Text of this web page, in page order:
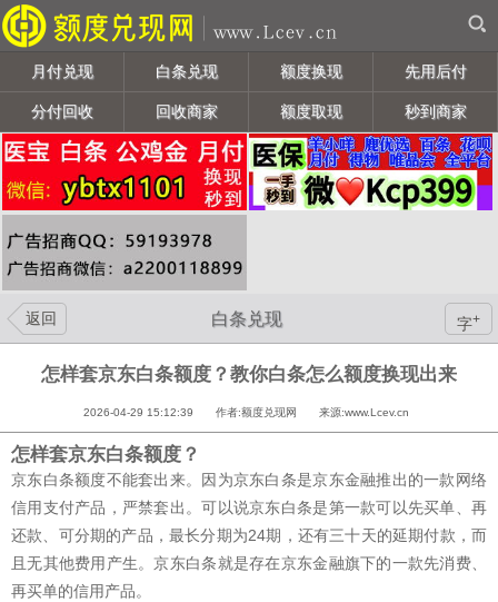
月付兑现 白条兑现 额度换现 先用后付
分付回收 回收商家 额度取现 秒到商家
返回 白条兑现 字+
怎样套京东白条额度？教你白条怎么额度换现出来
2026-04-29 15:12:39 作者:额度兑现网 来源:www.Lcev.cn
怎样套京东白条额度？
京东白条额度不能套出来。因为京东白条是京东金融推出的一款网络
信用支付产品，严禁套出。可以说京东白条是第一款可以先买单、再
还款、可分期的产品，最长分期为24期，还有三十天的延期付款，而
且无其他费用产生。京东白条就是存在京东金融旗下的一款先消费、
再买单的信用产品。